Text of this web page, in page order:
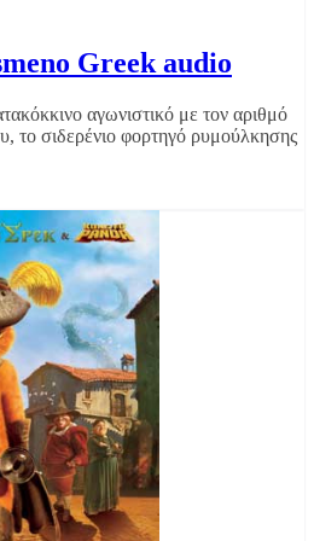
Greek audio
αγωνιστικό με τον αριθμό
το σιδερένιο φορτηγό ρυμούλκησης